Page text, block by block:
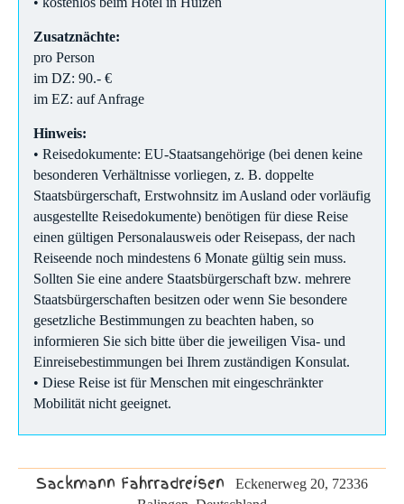
Zusatznächte:
pro Person
im DZ: 90.- €
im EZ: auf Anfrage
Hinweis:
• Reisedokumente: EU-Staatsangehörige (bei denen keine
besonderen Verhältnisse vorliegen, z. B. doppelte
Staatsbürgerschaft, Erstwohnsitz im Ausland oder vorläufig
ausgestellte Reisedokumente) benötigen für diese Reise
einen gültigen Personalausweis oder Reisepass, der nach
Reiseende noch mindestens 6 Monate gültig sein muss.
Sollten Sie eine andere Staatsbürgerschaft bzw. mehrere
Staatsbürgerschaften besitzen oder wenn Sie besondere
gesetzliche Bestimmungen zu beachten haben, so
informieren Sie sich bitte über die jeweiligen Visa- und
Einreisebestimmungen bei Ihrem zuständigen Konsulat.
• Diese Reise ist für Menschen mit eingeschränkter
Mobilität nicht geeignet.
Sackmann Fahrradreisen Eckenerweg 20, 72336